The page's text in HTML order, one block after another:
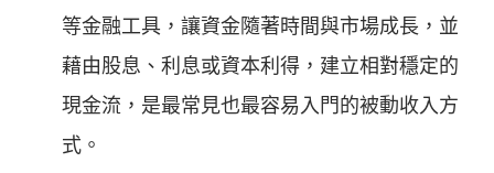
等金融工具，讓資金隨著時間與市場成長，並
藉由股息、利息或資本利得，建立相對穩定的
現金流，是最常見也最容易入門的被動收入方
式。